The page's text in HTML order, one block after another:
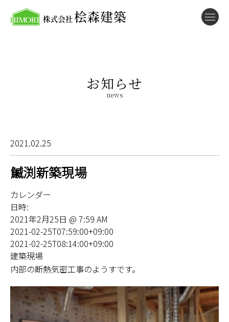
お知らせ
news
2021.02.25
鰄渕新築現場
カレンダー
日時:
2021年2月25日 @ 7:59 AM
2021-02-25T07:59:00+09:00
2021-02-25T08:14:00+09:00
建築現場
内部の断熱気密工事のようすです。